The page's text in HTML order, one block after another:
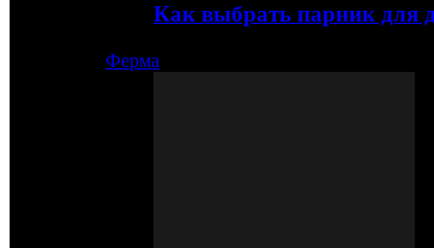
Как выбрать парник для
Ферма